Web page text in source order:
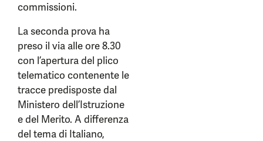
commissioni.
La seconda prova ha
preso il via alle ore 8.30
con l’apertura del plico
telematico contenente le
tracce predisposte dal
Ministero dell’Istruzione
e del Merito. A differenza
del tema di Italiano,